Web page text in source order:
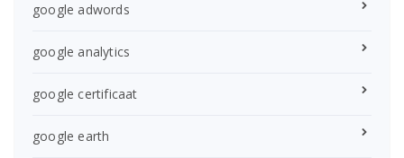
google adwords
google analytics
google certificaat
google earth